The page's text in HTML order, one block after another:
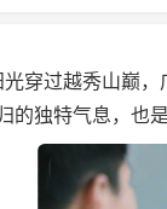
过越秀山巅，广
独特气息，也